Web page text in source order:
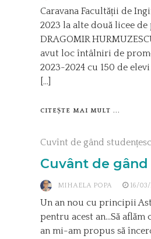
Caravana Facultății de
2023 la alte două licee de
DRAGOMIR
avut loc întâlniri de
2023-2024 cu 150 de
[…]
CITEȘTE MAI MULT ...
Cuvînt de gând studențesc
Cuvânt de
MIHAELA POPA 16/
Un an nou cu principii
pentru acest an…Să
an mi-am propus să